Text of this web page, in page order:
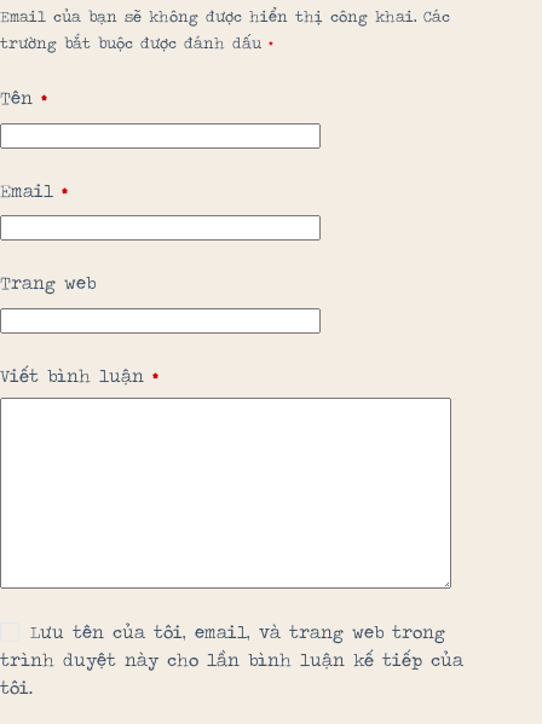
Email của bạn sẽ không được hiển thị công khai. Các
trường bắt buộc được đánh dấu *
Tên *
Email *
Trang web
Viết bình luận *
Lưu tên của tôi, email, và trang web trong
trình duyệt này cho lần bình luận kế tiếp của
tôi.